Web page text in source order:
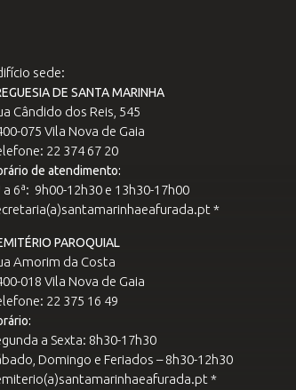
sede:
DE SANTA MARINHA
Cândido dos Reis, 545
075 Vila Nova de Gaia
22 374 67 20
de atendimento:
a 6ª: 9h00-12h30 e 13h30-17h00
*
PAROQUIAL
Amorim da Costa
018 Vila Nova de Gaia
22 375 16 49
a Sexta: 8h30-17h30
Domingo e Feriados – 8h30-12h30
*